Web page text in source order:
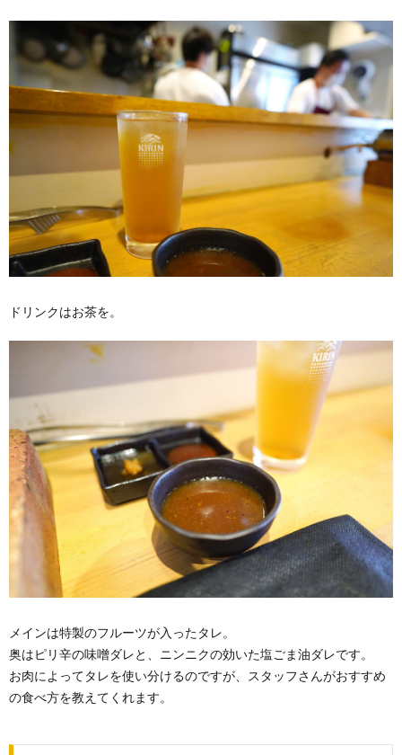
ドリンクはお茶を。
メインは特製のフルーツが入ったタレ。
奥はピリ辛の味噌ダレと、ニンニクの効いた塩ごま油ダレです。
お肉によってタレを使い分けるのですが、スタッフさんがおすすめ
の食べ方を教えてくれます。